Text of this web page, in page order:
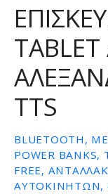
TTS
BLUETOOTH,
POWER
FREE,
ΑΥΤΟΚΙΝΉΤΩΝ,